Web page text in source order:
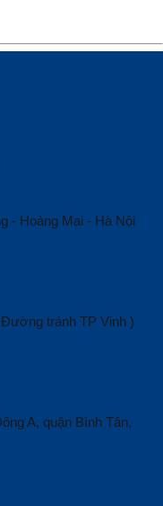
- Hoàng Mai - Hà Nội
tránh TP Vinh )
A, quận Bình Tân,